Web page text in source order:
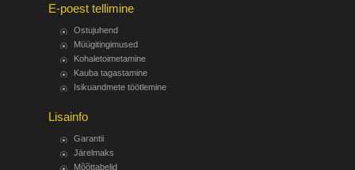
E-poest tellimine
Ostujuhend
Müügitingimused
Kohaletoimetamine
Kauba tagastamine
Isikuandmete töötlemine
Lisainfo
Garantii
Järelmaks
Mõõttabelid